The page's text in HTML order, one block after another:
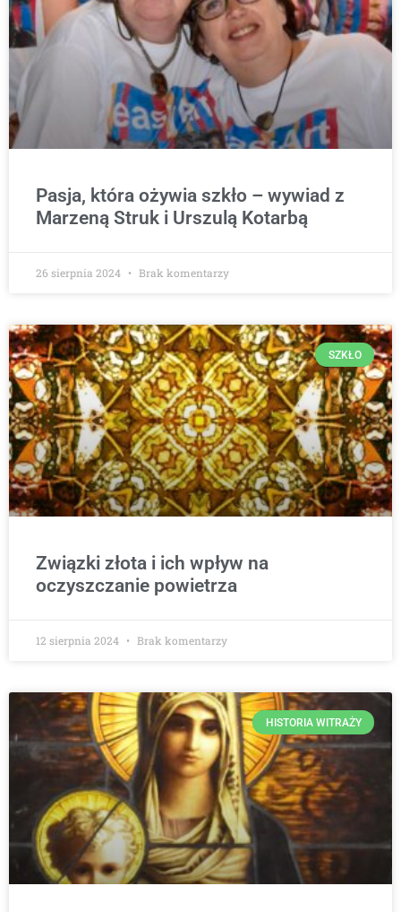
Pasja, która ożywia szkło – wywiad z
Marzeną Struk i Urszulą Kotarbą
26 sierpnia 2024 Brak komentarzy
SZKŁO
Związki złota i ich wpływ na
oczyszczanie powietrza
12 sierpnia 2024 Brak komentarzy
HISTORIA WITRAŻY